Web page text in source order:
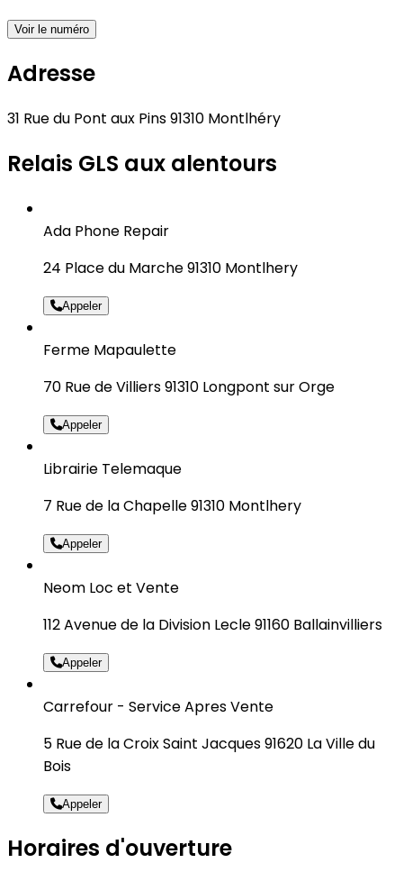
Voir le numéro
Adresse
31 Rue du Pont aux Pins 91310 Montlhéry
Relais GLS aux alentours
Ada Phone Repair
24 Place du Marche 91310 Montlhery
Appeler
Ferme Mapaulette
70 Rue de Villiers 91310 Longpont sur Orge
Appeler
Librairie Telemaque
7 Rue de la Chapelle 91310 Montlhery
Appeler
Neom Loc et Vente
112 Avenue de la Division Lecle 91160 Ballainvilliers
Appeler
Carrefour - Service Apres Vente
5 Rue de la Croix Saint Jacques 91620 La Ville du
Bois
Appeler
Horaires d'ouverture